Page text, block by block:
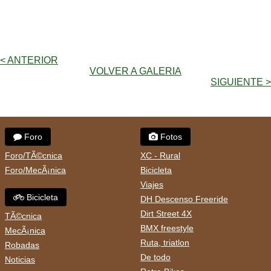
< ANTERIOR
VOLVER A GALERIA
SIGUIENTE >
Foro
Foro/TÃ©cnica
Foro/MecÃ¡nica
Bicicleta
TÃ©cnica
MecÃ¡nica
Robadas
Noticias
Fotos
XC - Rural
Bicicleta
Viajes
DH Descenso Freeride
Dirt Street 4X
BMX freestyle
Ruta, triatlon
De todo